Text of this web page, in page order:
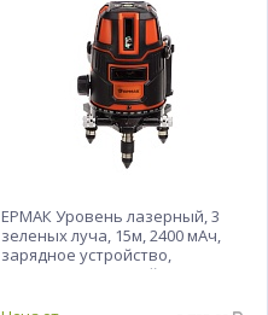
ЕРМАК Уровень лазерный, 3
зеленых луча, 15м, 2400 мАч,
зарядное устройство,
защитные очки, кейс